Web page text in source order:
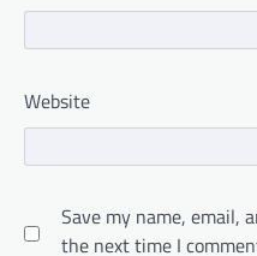
Website
Save my name, email,
the next time I